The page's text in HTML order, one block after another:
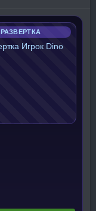
РАЗВЕРТКА